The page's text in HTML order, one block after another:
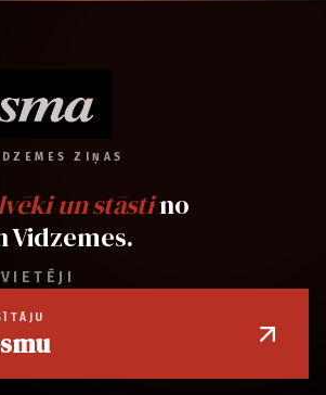
ZIŅAS
un stāstino
Vidzemes.